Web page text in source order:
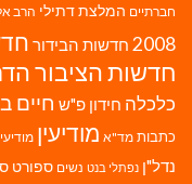
חברתיים המלצת דתילי הרב
2008 חדשות הבידור
חדשות הציבור
כלכלה חידון פ"ש חיים
כתבות מד"א מודיעין
נדל"ן נפתלי בנט נשים ספורט